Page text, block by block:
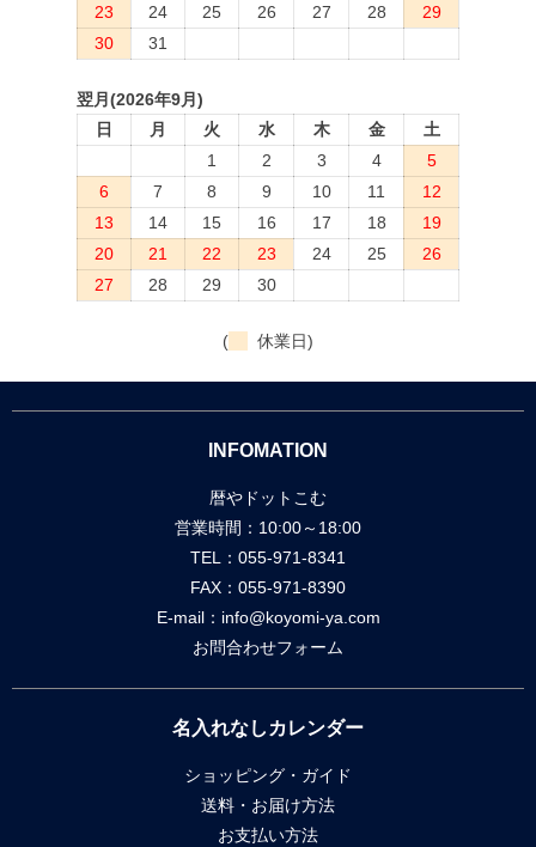
23
24 25 26 27 28
29
30
31
翌月(2026年9月)
日
月 火 水 木 金
土
1
2 3 4
5
6
7 8 9 10 11
12
13
14 15 16 17 18
19
20
21 22 23 24 25
26
27
28 29 30
( 休業日)
INFOMATION
暦やドットこむ
営業時間：10:00～18:00
TEL：055-971-8341
FAX：055-971-8390
E-mail： info@koyomi-ya.com
お問合わせフォーム
名入れなしカレンダー
ショッピング・ガイド
送料・お届け方法
お支払い方法